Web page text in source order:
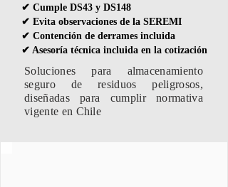
✔ Cumple DS43 y DS148
✔ Evita observaciones de la SEREMI
✔ Contención de derrames incluida
✔ Asesoría técnica incluida en la cotización
Soluciones para almacenamiento
seguro de residuos peligrosos,
diseñadas para cumplir normativa
vigente en Chile